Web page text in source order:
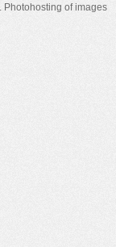
Photohosting of images